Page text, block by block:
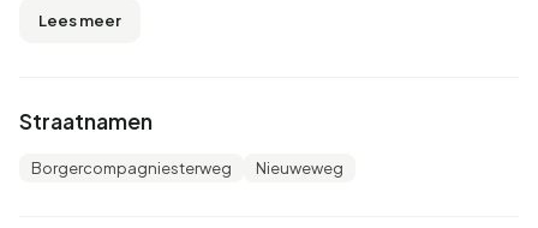
en 41,7% vrouw. De meeste inwoners zijn 45 tot 65 jaar
ongehuwd, 33,3% is gehuwd en 8,3% is gescheiden. 50
inwoners komen uit Nederland en 5 komen uit Europa.
Lees meer
Straatnamen
Borgercompagniesterweg Nieuweweg